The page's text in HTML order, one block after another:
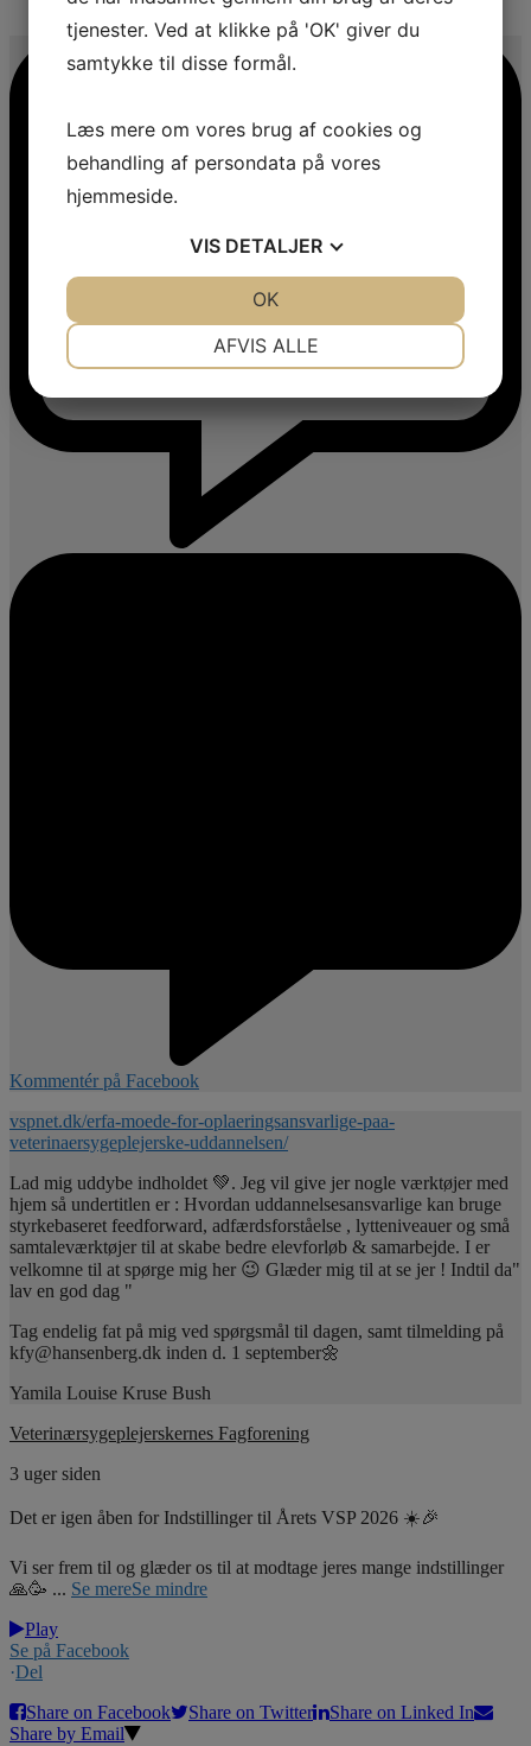
Kommentér på Facebook
vspnet.dk/erfa-moede-for-oplaeringsansvarlige-paa-
veterinaersygeplejerske-uddannelsen/
Lad mig uddybe indholdet 💚. Jeg vil give jer nogle værktøjer med
hjem så undertitlen er : Hvordan uddannelsesansvarlige kan bruge
styrkebaseret feedforward, adfærdsforståelse , lytteniveauer og små
samtaleværktøjer til at skabe bedre elevforløb & samarbejde. I er
velkomne til at spørge mig her 😉 Glæder mig til at se jer ! Indtil da"
lav en god dag "
Tag endelig fat på mig ved spørgsmål til dagen, samt tilmelding på
kfy@hansenberg.dk inden d. 1 september🌼
Yamila Louise Kruse Bush
Veterinærsygeplejerskernes Fagforening
3 uger siden
Det er igen åben for Indstillinger til Årets VSP 2026 ☀️🎉
Vi ser frem til og glæder os til at modtage jeres mange indstillinger
🙏🥳 ... Se mereSe mindre
Play
Se på Facebook
·Del
Share on Facebook
Share on Twitter
Share on Linked In
Share by Email
tjenester. Ved at klikke på 'OK' giver du
samtykke til disse formål.
Læs mere om vores brug af cookies og
behandling af persondata på vores
hjemmeside.
VIS DETALJER
MARKETING STATISTIK
AFVIS ALLE
OK